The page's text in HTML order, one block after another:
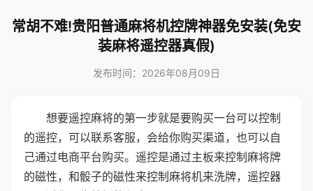
常胡不难!贵阳普通麻将机控牌神器免安装(免安
装麻将遥控器真假)
发布时间：2026年08月09日
想要遥控麻将的第一步就是要购买一台可以控制
的遥控，可以联系客服，会给你购买渠道，也可以自
己通过电商平台购买。遥控是通过主板来控制麻将牌
的磁性，和骰子的磁性来控制麻将机来洗牌，遥控器